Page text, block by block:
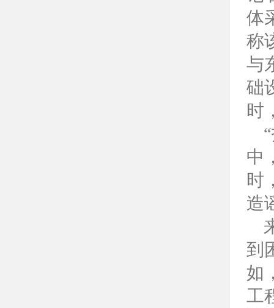
体
称
与
础
时
中
时
造
到
如
工